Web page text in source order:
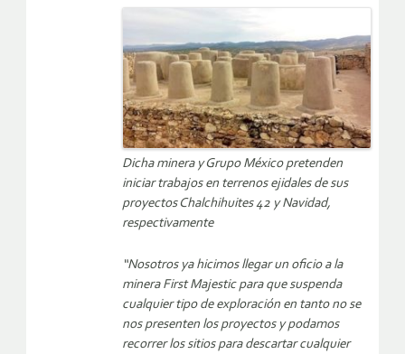
Dicha minera y Grupo México pretenden
iniciar trabajos en terrenos ejidales de sus
proyectos Chalchihuites 42 y Navidad,
respectivamente
“Nosotros ya hicimos llegar un oficio a la
minera First Majestic para que suspenda
cualquier tipo de exploración en tanto no se
nos presenten los proyectos y podamos
recorrer los sitios para descartar cualquier